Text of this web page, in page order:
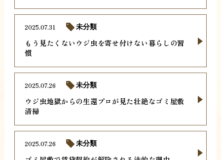
もう見たくないウジ虫を寄せ付けない暮らしの習
慣
2025.07.31 未分類
ウジ虫地獄からの生還プロが見た壮絶なゴミ屋敷
清掃
2025.07.26 未分類
2025.07.26 未分類